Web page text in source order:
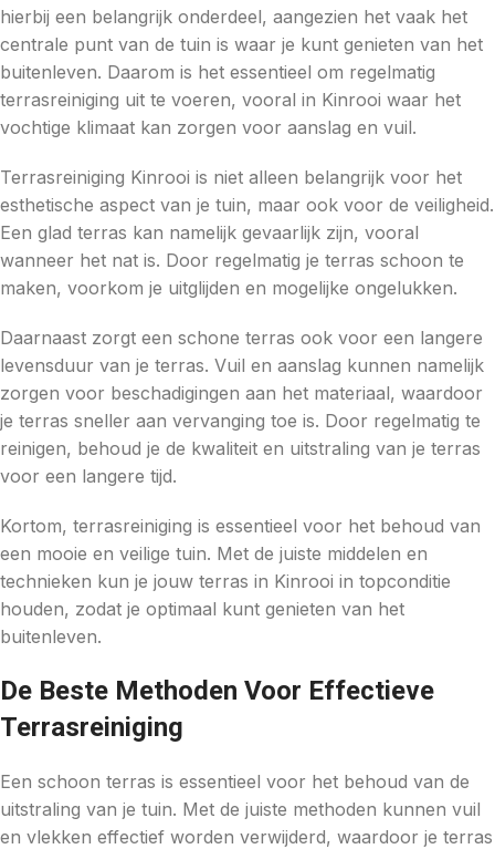
hierbij een belangrijk onderdeel, aangezien het vaak het
centrale punt van de tuin is waar je kunt genieten van het
buitenleven. Daarom is het essentieel om regelmatig
terrasreiniging uit te voeren, vooral in Kinrooi waar het
vochtige klimaat kan zorgen voor aanslag en vuil.
Terrasreiniging Kinrooi is niet alleen belangrijk voor het
esthetische aspect van je tuin, maar ook voor de veiligheid.
Een glad terras kan namelijk gevaarlijk zijn, vooral
wanneer het nat is. Door regelmatig je terras schoon te
maken, voorkom je uitglijden en mogelijke ongelukken.
Daarnaast zorgt een schone terras ook voor een langere
levensduur van je terras. Vuil en aanslag kunnen namelijk
zorgen voor beschadigingen aan het materiaal, waardoor
je terras sneller aan vervanging toe is. Door regelmatig te
reinigen, behoud je de kwaliteit en uitstraling van je terras
voor een langere tijd.
Kortom, terrasreiniging is essentieel voor het behoud van
een mooie en veilige tuin. Met de juiste middelen en
technieken kun je jouw terras in Kinrooi in topconditie
houden, zodat je optimaal kunt genieten van het
buitenleven.
De Beste Methoden Voor Effectieve
Terrasreiniging
Een schoon terras is essentieel voor het behoud van de
uitstraling van je tuin. Met de juiste methoden kunnen vuil
en vlekken effectief worden verwijderd, waardoor je terras